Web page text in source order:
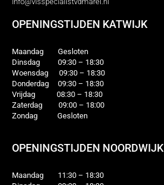
OPENINGSTIJDEN KATWIJK
Maandag Gesloten
Dinsdag 09:30 – 18:30
Woensdag 09:30 – 18:30
Donderdag 09:30 – 18:30
Vrijdag 08:30 – 18:30
Zaterdag 09:00 – 18:00
Zondag Gesloten
OPENINGSTIJDEN NOORDWIJK
Maandag 11:30 – 18:30